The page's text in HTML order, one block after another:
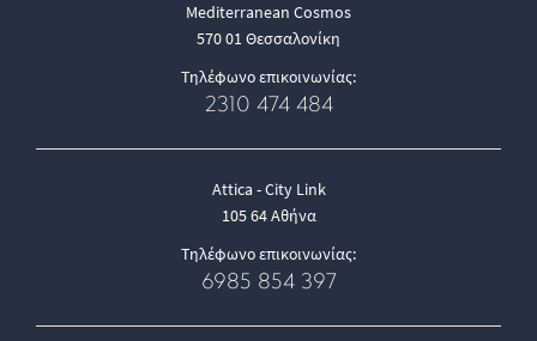
Mediterranean Cosmos
570 01 Θεσσαλονίκη
Τηλέφωνο επικοινωνίας:
2310 474 484
Attica - City Link
105 64 Αθήνα
Τηλέφωνο επικοινωνίας:
6985 854 397